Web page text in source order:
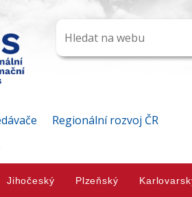
Regionální rozvoj ČR
Jihočeský Plzeňský